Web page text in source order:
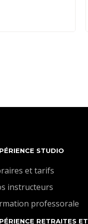
pour
STUDIO
et tarifs
instructeurs
professorale
RETRAITES ET